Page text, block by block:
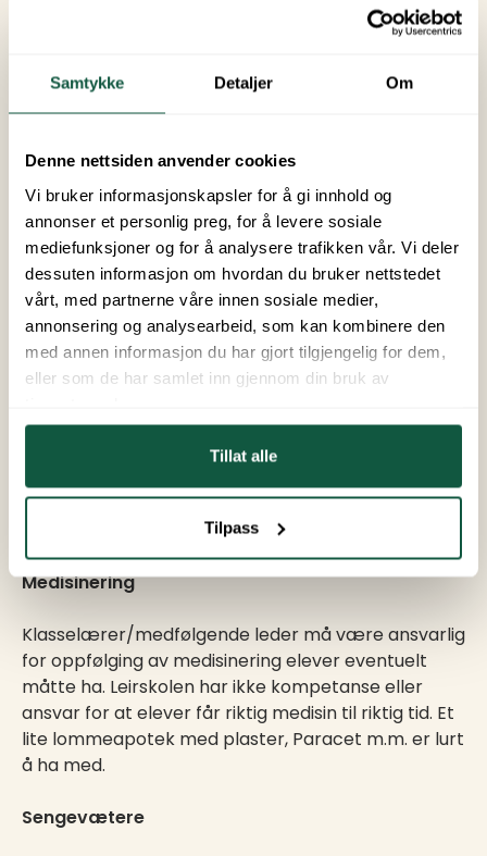
Samtykke Detaljer Om
Denne nettsiden anvender cookies
Vi bruker informasjonskapsler for å gi innhold og
annonser et personlig preg, for å levere sosiale
mediefunksjoner og for å analysere trafikken vår. Vi deler
dessuten informasjon om hvordan du bruker nettstedet
vårt, med partnerne våre innen sosiale medier,
annonsering og analysearbeid, som kan kombinere den
med annen informasjon du har gjort tilgjengelig for dem,
eller som de har samlet inn gjennom din bruk av
Tillat alle
Tilpass
fordi ordensreglene ikke blir fulgt, må erstattes.
Du er selv ansvarlig for dine ting. Du bør derfor
leirskolen.
Spesielle behov
Mathensyn og allergikere
Elever med allergier skal skrives opp på «diettliste»,
som leveres til vertskap minimum 14 dager før
ankomst. Dette gjelder også for elever med
spesielle dietter ved for eksempel religion.
religionsbetinget mat ved matlaging. Det er viktig
for oss at elevene har et eierskap til sin diett eller
spørsmål, bes de kontakte oss som jobber på
Medisinering
Klasselærer/medfølgende leder må være ansvarlig
for oppfølging av medisinering elever eventuelt
måtte ha. Leirskolen har ikke kompetanse eller
ansvar for at elever får riktig medisin til riktig tid. Et
lite lommeapotek med plaster, Paracet m.m. er lurt
å ha med.
Sengevætere